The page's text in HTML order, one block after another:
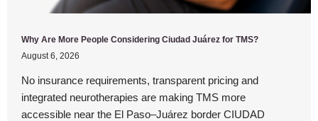
Why Are More People Considering Ciudad Juárez for TMS?
August 6, 2026
No insurance requirements, transparent pricing and
integrated neurotherapies are making TMS more
accessible near the El Paso–Juárez border CIUDAD